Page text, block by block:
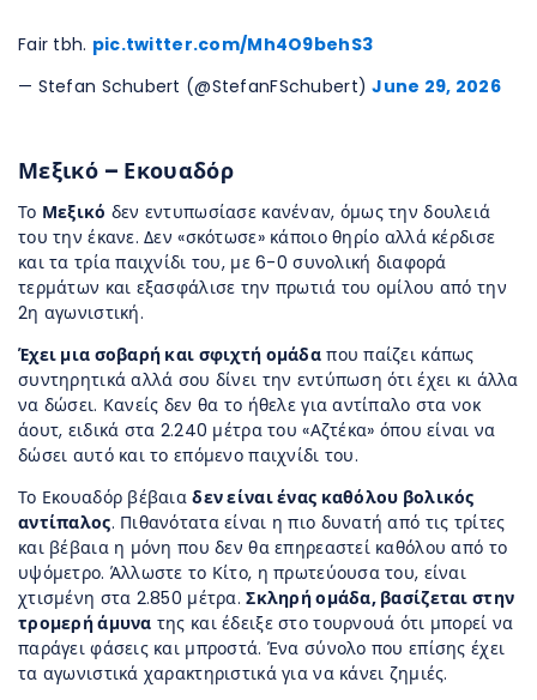
Fair tbh. pic.twitter.com/Mh4O9behS3
— Stefan Schubert (@StefanFSchubert)June 29, 2026
Μεξικό – Εκουαδόρ
Το Μεξικό δεν εντυπωσίασε κανέναν, όμως την δουλειά
του την έκανε. Δεν «σκότωσε» κάποιο θηρίο αλλά κέρδισε
και τα τρία παιχνίδι του, με 6-0 συνολική διαφορά
τερμάτων και εξασφάλισε την πρωτιά του ομίλου από την
2η αγωνιστική.
Έχει μια σοβαρή και σφιχτή ομάδαπου παίζει κάπως
συντηρητικά αλλά σου δίνει την εντύπωση ότι έχει κι άλλα
να δώσει. Κανείς δεν θα το ήθελε για αντίπαλο στα νοκ
άουτ, ειδικά στα 2.240 μέτρα του «Αζτέκα» όπου είναι να
δώσει αυτό και το επόμενο παιχνίδι του.
Το Εκουαδόρ βέβαιαδεν είναι ένας καθόλου βολικός
αντίπαλος. Πιθανότατα είναι η πιο δυνατή από τις τρίτες
και βέβαια η μόνη που δεν θα επηρεαστεί καθόλου από το
υψόμετρο. Άλλωστε το Κίτο, η πρωτεύουσα του, είναι
χτισμένη στα 2.850 μέτρα.Σκληρή ομάδα, βασίζεται στην
τρομερή άμυνα της και έδειξε στο τουρνουά ότι μπορεί να
παράγει φάσεις και μπροστά. Ένα σύνολο που επίσης έχει
τα αγωνιστικά χαρακτηριστικά για να κάνει ζημιές.